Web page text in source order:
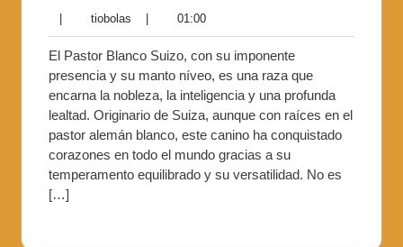
tiobolas 01:00
El Pastor Blanco Suizo, con su imponente
presencia y su manto níveo, es una raza que
encarna la nobleza, la inteligencia y una profunda
lealtad. Originario de Suiza, aunque con raíces en el
pastor alemán blanco, este canino ha conquistado
corazones en todo el mundo gracias a su
temperamento equilibrado y su versatilidad. No es
[…]